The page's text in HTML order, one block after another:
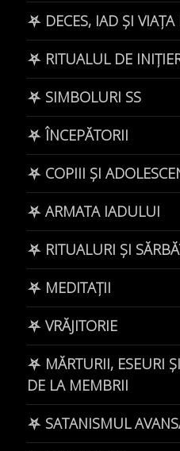
⛧ DECES, IAD ȘI VIAȚA
⛧ RITUALUL DE
⛧ SIMBOLURI SS
⛧ ÎNCEPĂTORII
⛧ COPIII ȘI
⛧ ARMATA IADULUI
⛧ RITUALURI ȘI
⛧ MEDITAȚII
⛧ VRĂJITORIE
⛧ MĂRTURII, ESEURI
DE LA MEMBRII
⛧ SATANISMUL